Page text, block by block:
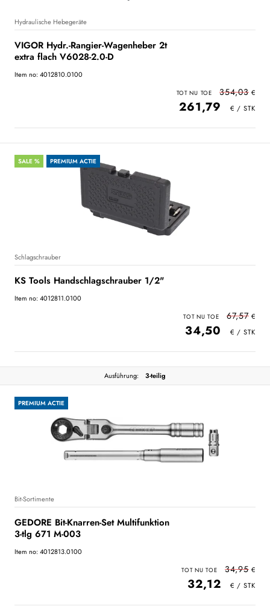
Hydraulische Hebegeräte
VIGOR Hydr.-Rangier-Wagenheber 2t
extra flach V6028-2.0-D
Item no: 4012810.0100
354,03
261,79
SALE % PREMIUM ACTIE
Schlagschrauber
KS Tools Handschlagschrauber 1/2"
Item no: 4012811.0100
67,57
34,50
Ausführung: 3-teilig
PREMIUM ACTIE
Bit-Sortimente
GEDORE Bit-Knarren-Set Multifunktion
3-tlg 671 M-003
Item no: 4012813.0100
34,95
32,12